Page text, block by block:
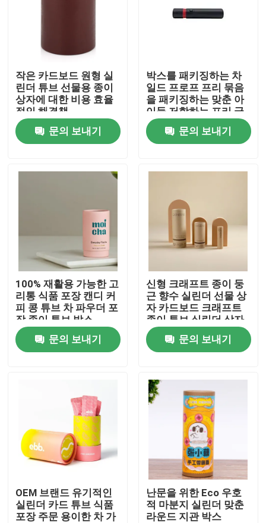
비디오
우리에 대하여
공장 여행
연락주세요
인용문을 요구하세요
판지 튜브 선물 상자
작은 카드보드 원형 실
린더 튜브 선물용 종이
상자에 대한 비용 효율
적인 해결책
문의 보내기
박스를 패키징하는 차
일드 프로프 프리 묶음
을 패키징하는 맞춘 아
이들 저항하는 프리 굴
려진 콘
문의 보내기
100% 재활용 가능한 고
리통 식품 포장 캔디 커
피 콩 튜브 차 파우더 포
장 종이 튜브 박스
문의 보내기
신형 크래프트 종이 둥
근 향수 실린더 선물 상
자 카드보드 크래프트
종이 튜브 실린더 상자
포장 의류 속옷
문의 보내기
OEM 브랜드 유기적인
실린더 카드 튜브 식품
포장 주문 용이한 차 가
난문을 위한 Eco 우호
적 마분지 실린더 맞춘
라운드 지관 박스